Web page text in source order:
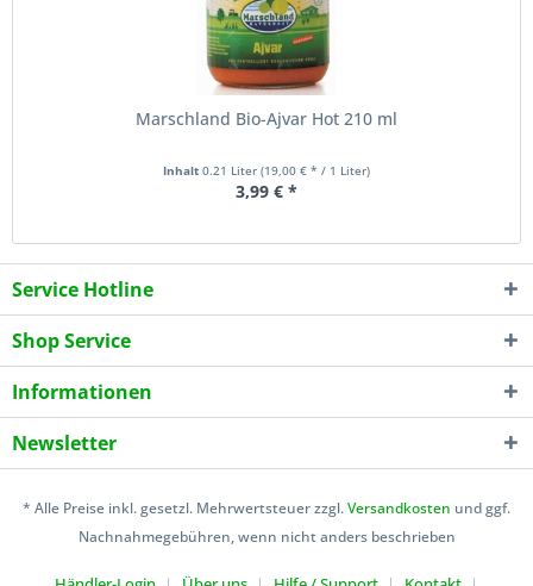
Marschland Bio-Ajvar Hot 210 ml
Inhalt 0.21 Liter (19,00 € * / 1 Liter)
3,99 € *
Service Hotline
Shop Service
Informationen
Newsletter
* Alle Preise inkl. gesetzl. Mehrwertsteuer zzgl.Versandkosten und ggf.
Nachnahmegebühren, wenn nicht anders beschrieben